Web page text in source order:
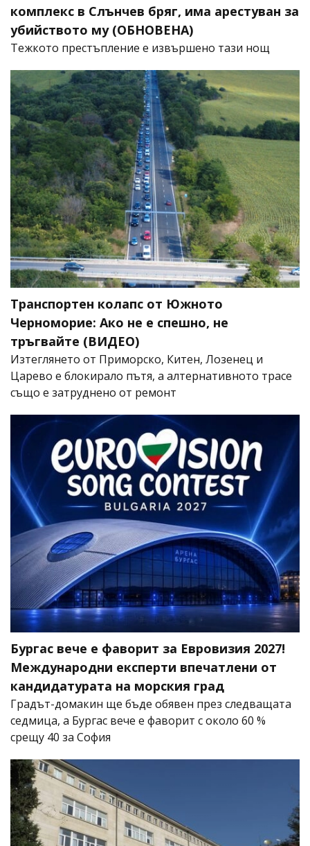
комплекс в Слънчев бряг, има арестуван за
убийството му (ОБНОВЕНА)
​Тежкото престъпление е извършено тази нощ
Транспортен колапс от Южното
Черноморие: Ако не е спешно, не
тръгвайте (ВИДЕО)
Изтеглянето от Приморско, Китен, Лозенец и
Царево е блокирало пътя, а алтернативното трасе
също е затруднено от ремонт
Бургас вече е фаворит за Евровизия 2027!
Международни експерти впечатлени от
кандидатурата на морския град
Градът-домакин ще бъде обявен през следващата
седмица, а Бургас вече е фаворит с около 60 %
срещу 40 за София